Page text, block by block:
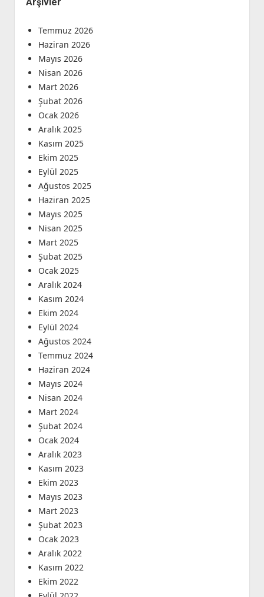
Temmuz 2026
Haziran 2026
Mayıs 2026
Nisan 2026
Mart 2026
Şubat 2026
Ocak 2026
Aralık 2025
Kasım 2025
Ekim 2025
Eylül 2025
Ağustos 2025
Haziran 2025
Mayıs 2025
Nisan 2025
Mart 2025
Şubat 2025
Ocak 2025
Aralık 2024
Kasım 2024
Ekim 2024
Eylül 2024
Ağustos 2024
Temmuz 2024
Haziran 2024
Mayıs 2024
Nisan 2024
Mart 2024
Şubat 2024
Ocak 2024
Aralık 2023
Kasım 2023
Ekim 2023
Mayıs 2023
Mart 2023
Şubat 2023
Ocak 2023
Aralık 2022
Kasım 2022
Ekim 2022